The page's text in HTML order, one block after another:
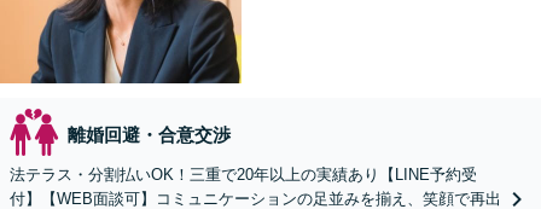
離婚回避・合意交渉
法テラス・分割払いOK！三重で20年以上の実績あり【LINE予約受
付】【WEB面談可】コミュニケーションの足並みを揃え、笑顔で再出